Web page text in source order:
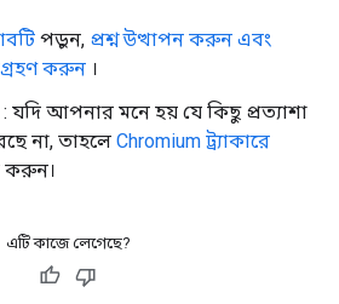
পড়ুন, প্রশ্ন উত্থাপন করুন এবং
করুন ।
: যদি আপনার মনে হয় যে কিছু প্রত্যাশা
না, তাহলে Chromium ট্র্যাকারে
করুন।
এটি কাজে লেগেছে?